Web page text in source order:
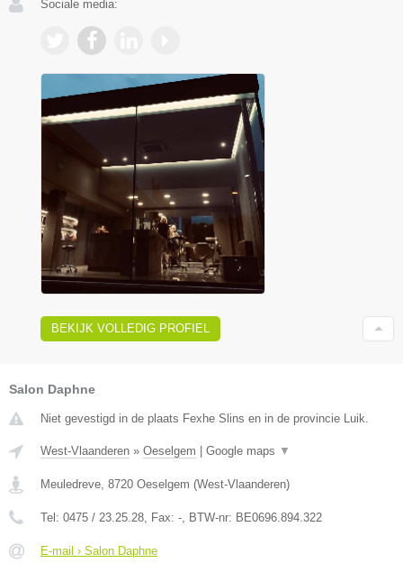
Sociale media:
BEKIJK VOLLEDIG PROFIEL
Salon Daphne
Niet gevestigd in de plaats Fexhe Slins en in de provincie Luik.
West-Vlaanderen » Oeselgem Google maps ▼
Meuledreve, 8720 Oeselgem (West-Vlaanderen)
Tel: 0475 / 23.25.28, Fax: -, BTW-nr: BE0696.894.322
E-mail › Salon Daphne